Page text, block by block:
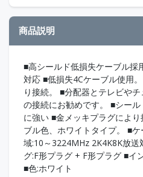
商品説明
■高シールド低損失ケーブル採
対応 ■低損失4Cケーブル使用
り接続。 ■分配器とテレビや
の接続にお勧めです。 ■シー
に強い ■金メッキプラグによ
ブル色、ホワイトタイプ。 ■
域:10～3224MHz 2K4K8K放送
グ:F形プラグ + F形プラグ ■イ
■色:ホワイト